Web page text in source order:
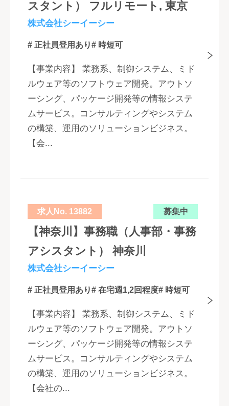
スタント） フルリモート, 東京
株式会社シーイーシー
# 正社員登用あり# 時短可
【事業内容】 業務系、制御システム、ミド
ルウェア等のソフトウェア開発。アウトソ
ーシング、パッケージ開発等の情報システ
ムサービス。コンサルティングやシステム
の構築、運用のソリューションビジネス。
【会...
求人No. 13882 募集中
【神奈川】事務職（人事部・事務
アシスタント） 神奈川
株式会社シーイーシー
# 正社員登用あり# 在宅週1,2回程度# 時短可
【事業内容】 業務系、制御システム、ミド
ルウェア等のソフトウェア開発。アウトソ
ーシング、パッケージ開発等の情報システ
ムサービス。コンサルティングやシステム
の構築、運用のソリューションビジネス。
【会社の...